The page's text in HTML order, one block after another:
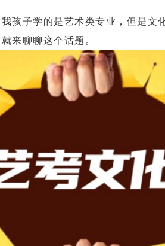
子学的是艺术类专业，但是文
来聊聊这个话题。